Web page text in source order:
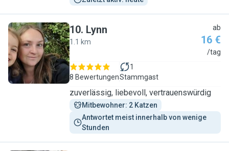
L
10. Lynn
1.1 km
ab
16 €
/tag
8 Bewertungen
1
Stammgast
zuverlässig, liebevoll, vertrauenswürdig
Mitbewohner: 2 Katzen
Antwortet meist innerhalb von wenige
Stunden